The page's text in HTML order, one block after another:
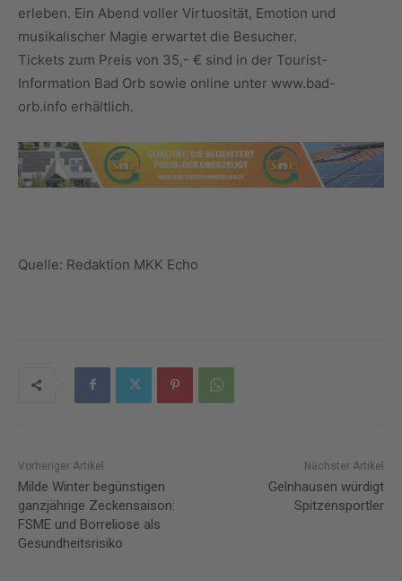
erleben. Ein Abend voller Virtuosität, Emotion und
musikalischer Magie erwartet die Besucher.
Tickets zum Preis von 35,- € sind in der Tourist-
Information Bad Orb sowie online unter www.bad-
orb.info erhältlich.
Quelle: Redaktion MKK Echo
Vorheriger Artikel
Milde Winter begünstigen
ganzjährige Zeckensaison:
FSME und Borreliose als
Gesundheitsrisiko
Nächster Artikel
Gelnhausen würdigt
Spitzensportler